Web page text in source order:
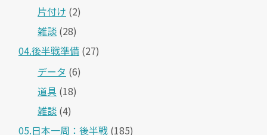
片付け (2)
雑談 (28)
04.後半戦準備 (27)
データ (6)
道具 (18)
雑談 (4)
05.日本一周：後半戦 (185)